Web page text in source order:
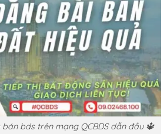
bds trên mạng QCBDS dẫn đầu 🔱